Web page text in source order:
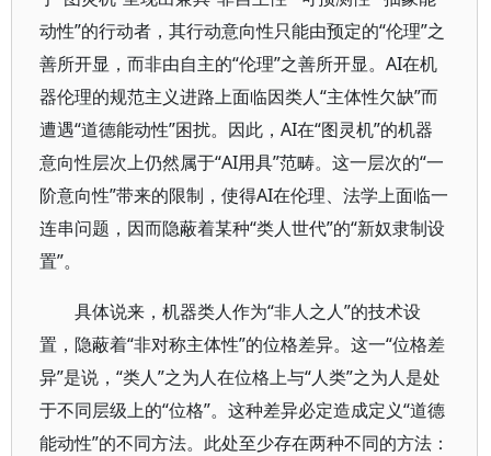
动性”的行动者，其行动意向性只能由预定的“伦理”之
善所开显，而非由自主的“伦理”之善所开显。AI在机
器伦理的规范主义进路上面临因类人“主体性欠缺”而
遭遇“道德能动性”困扰。因此，AI在“图灵机”的机器
意向性层次上仍然属于“AI用具”范畴。这一层次的“一
阶意向性”带来的限制，使得AI在伦理、法学上面临一
连串问题，因而隐蔽着某种“类人世代”的“新奴隶制设
置”。
具体说来，机器类人作为“非人之人”的技术设
置，隐蔽着“非对称主体性”的位格差异。这一“位格差
异”是说，“类人”之为人在位格上与“人类”之为人是处
于不同层级上的“位格”。这种差异必定造成定义“道德
能动性”的不同方法。此处至少存在两种不同的方法：